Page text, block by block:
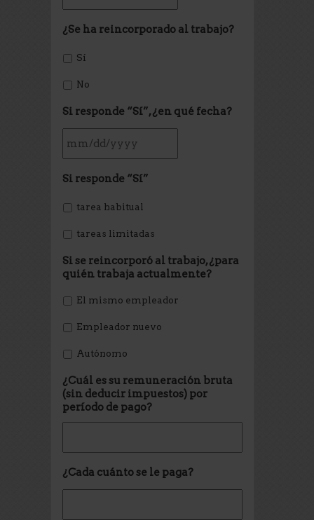
¿Se ha reincorporado al trabajo?
Sí
No
Si responde “Sí”, ¿en qué fecha?
Si responde “Sí”
tarea habitual
tareas limitadas
Si se reincorporó al trabajo, ¿para
quién trabaja actualmente?
El mismo empleador
Empleador nuevo
Autónomo
¿Cuál es su remuneración bruta
(sin deducir impuestos) por
período de pago?
¿Cada cuánto se le paga?